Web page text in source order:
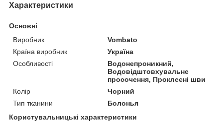
Характеристики
Основні
Виробник
Vombato
Країна виробник
Україна
Особливості
Водонепроникний,
Водовідштовхувальне
просочення, Проклеєні шви
Колір
Чорний
Тип тканини
Болонья
Користувальницькі характеристики